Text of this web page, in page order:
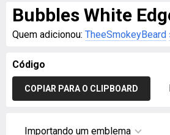
Bubbles White
Quem adicionou: TheeSmokeyBeard
Código
COPIAR PARA O CLIPBOARD
Importando um emblema